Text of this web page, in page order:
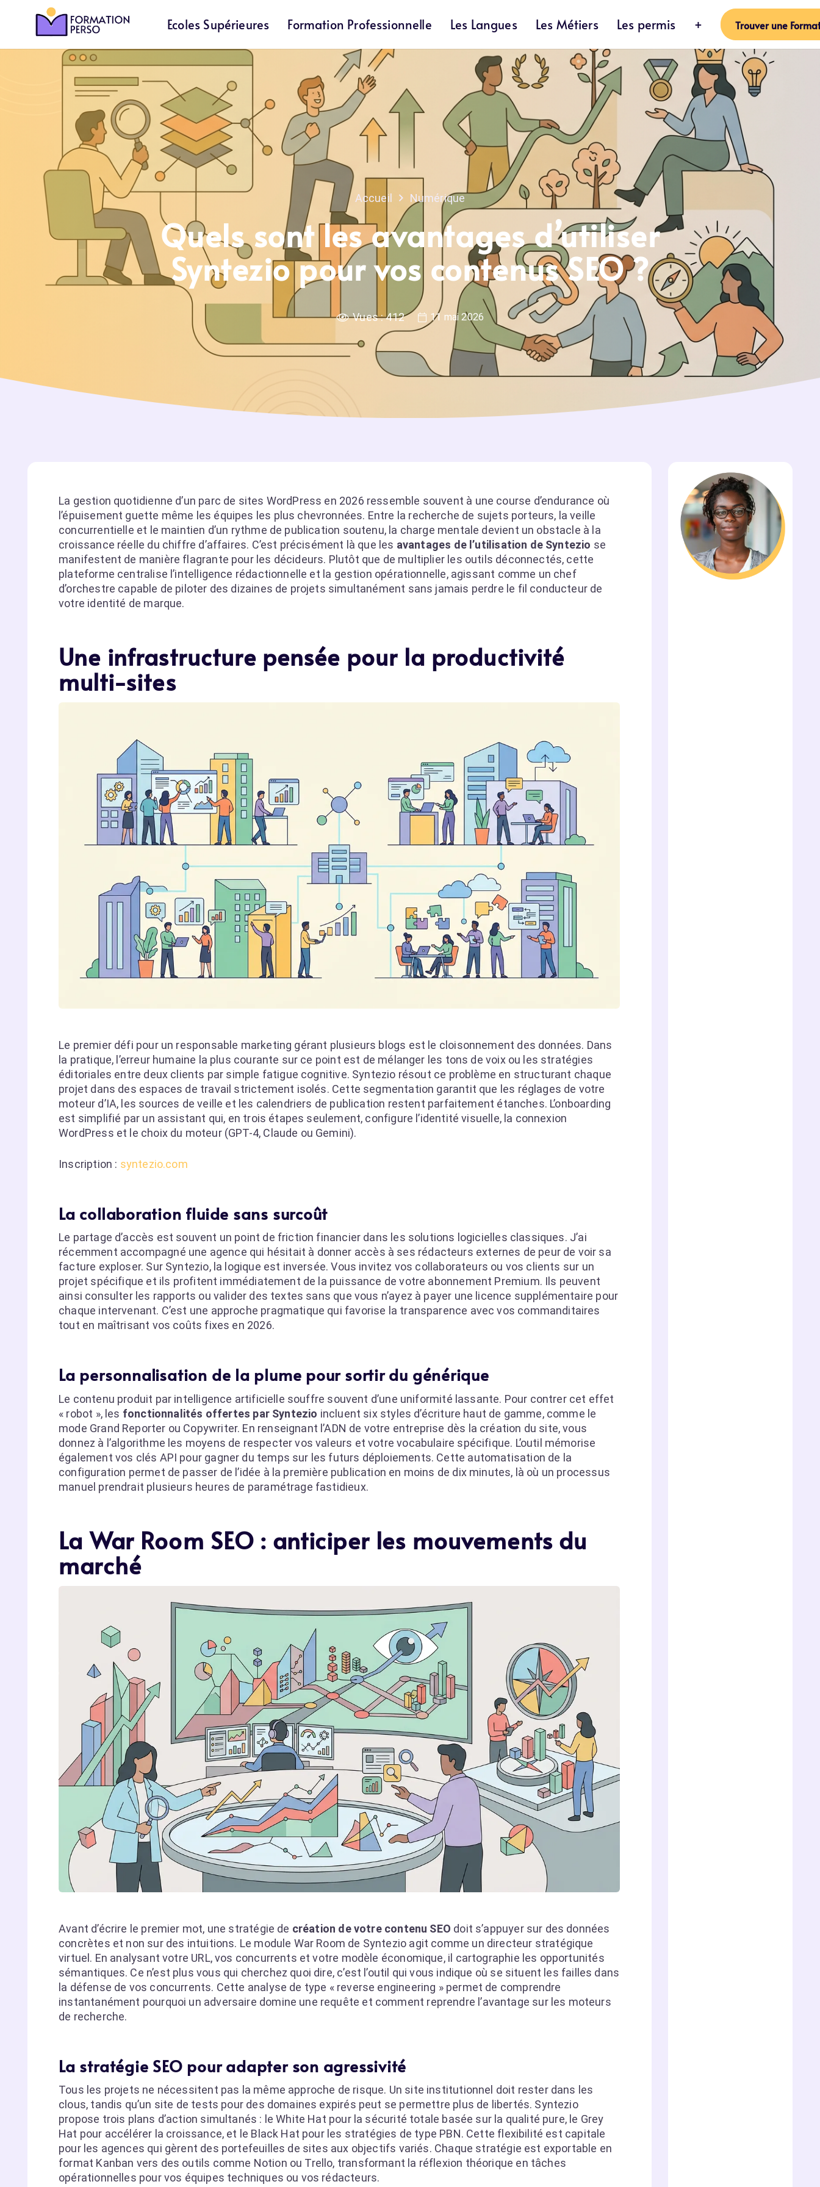
Ecoles Supérieures Formation Professionnelle Les Langues Les Métiers Les permis + Trouver une
Accueil Numérique
Quels sont les avantages d’utiliser
Syntezio pour vos contenus SEO ?
Vues :412 11 mai 2026
La gestion quotidienne d’un parc de sites WordPress en 2026 ressemble souvent à une course d’endurance où
l’épuisement guette même les équipes les plus chevronnées. Entre la recherche de sujets porteurs, la veille
concurrentielle et le maintien d’un rythme de publication soutenu, la charge mentale devient un obstacle à la
croissance réelle du chiffre d’affaires. C’est précisément là que les avantages de l’utilisation de Syntezio se
manifestent de manière flagrante pour les décideurs. Plutôt que de multiplier les outils déconnectés, cette
plateforme centralise l’intelligence rédactionnelle et la gestion opérationnelle, agissant comme un chef
d’orchestre capable de piloter des dizaines de projets simultanément sans jamais perdre le fil conducteur de
votre identité de marque.
Une infrastructure pensée pour la productivité
multi-sites
Le premier défi pour un responsable marketing gérant plusieurs blogs est le cloisonnement des données. Dans
la pratique, l’erreur humaine la plus courante sur ce point est de mélanger les tons de voix ou les stratégies
éditoriales entre deux clients par simple fatigue cognitive. Syntezio résout ce problème en structurant chaque
projet dans des espaces de travail strictement isolés. Cette segmentation garantit que les réglages de votre
moteur d’IA, les sources de veille et les calendriers de publication restent parfaitement étanches. L’onboarding
est simplifié par un assistant qui, en trois étapes seulement, configure l’identité visuelle, la connexion
WordPress et le choix du moteur (GPT-4, Claude ou Gemini).
Inscription : syntezio.com
La collaboration fluide sans surcoût
Le partage d’accès est souvent un point de friction financier dans les solutions logicielles classiques. J’ai
récemment accompagné une agence qui hésitait à donner accès à ses rédacteurs externes de peur de voir sa
facture exploser. Sur Syntezio, la logique est inversée. Vous invitez vos collaborateurs ou vos clients sur un
projet spécifique et ils profitent immédiatement de la puissance de votre abonnement Premium. Ils peuvent
ainsi consulter les rapports ou valider des textes sans que vous n’ayez à payer une licence supplémentaire pour
chaque intervenant. C’est une approche pragmatique qui favorise la transparence avec vos commanditaires
tout en maîtrisant vos coûts fixes en 2026.
La personnalisation de la plume pour sortir du générique
Le contenu produit par intelligence artificielle souffre souvent d’une uniformité lassante. Pour contrer cet effet
« robot », les fonctionnalités offertes par Syntezio incluent six styles d’écriture haut de gamme, comme le
mode Grand Reporter ou Copywriter. En renseignant l’ADN de votre entreprise dès la création du site, vous
donnez à l’algorithme les moyens de respecter vos valeurs et votre vocabulaire spécifique. L’outil mémorise
également vos clés API pour gagner du temps sur les futurs déploiements. Cette automatisation de la
configuration permet de passer de l’idée à la première publication en moins de dix minutes, là où un processus
manuel prendrait plusieurs heures de paramétrage fastidieux.
La War Room SEO : anticiper les mouvements du
marché
Avant d’écrire le premier mot, une stratégie de création de votre contenu SEO doit s’appuyer sur des données
concrètes et non sur des intuitions. Le module War Room de Syntezio agit comme un directeur stratégique
virtuel. En analysant votre URL, vos concurrents et votre modèle économique, il cartographie les opportunités
sémantiques. Ce n’est plus vous qui cherchez quoi dire, c’est l’outil qui vous indique où se situent les failles dans
la défense de vos concurrents. Cette analyse de type « reverse engineering » permet de comprendre
instantanément pourquoi un adversaire domine une requête et comment reprendre l’avantage sur les moteurs
de recherche.
La stratégie SEO pour adapter son agressivité
Tous les projets ne nécessitent pas la même approche de risque. Un site institutionnel doit rester dans les
clous, tandis qu’un site de tests pour des domaines expirés peut se permettre plus de libertés. Syntezio
propose trois plans d’action simultanés : le White Hat pour la sécurité totale basée sur la qualité pure, le Grey
Hat pour accélérer la croissance, et le Black Hat pour les stratégies de type PBN. Cette flexibilité est capitale
pour les agences qui gèrent des portefeuilles de sites aux objectifs variés. Chaque stratégie est exportable en
format Kanban vers des outils comme Notion ou Trello, transformant la réflexion théorique en tâches
opérationnelles pour vos équipes techniques ou vos rédacteurs.